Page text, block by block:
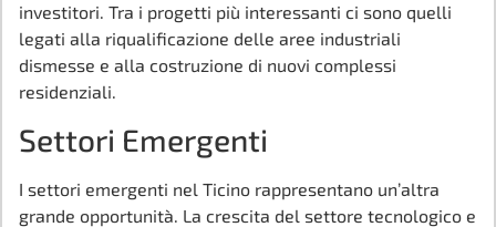
investitori. Tra i progetti più interessanti ci sono quelli
legati alla riqualificazione delle aree industriali
dismesse e alla costruzione di nuovi complessi
residenziali.
Settori Emergenti
I settori emergenti nel Ticino rappresentano un’altra
grande opportunità. La crescita del settore tecnologico e